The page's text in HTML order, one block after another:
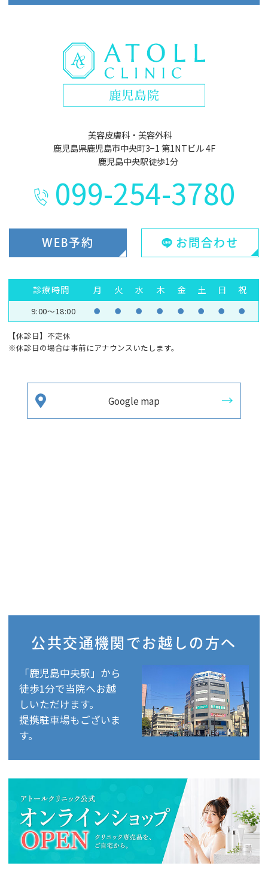
美容皮膚科・美容外科
鹿児島県鹿児島市中央町3−1 第1NTビル 4F
鹿児島中央駅徒歩1分
099-254-3780
WEB予約 お問合わせ
診療時間 月 火 水 木 金 土 日 祝
9:00～18:00 ● ● ● ● ● ● ● ●
【休診日】不定休
※休診日の場合は事前にアナウンスいたします。
Google map
公共交通機関で お越しの方へ
「鹿児島中央駅」から
徒歩1分で当院へお越
しいただけます。
提携駐車場もございま
す。